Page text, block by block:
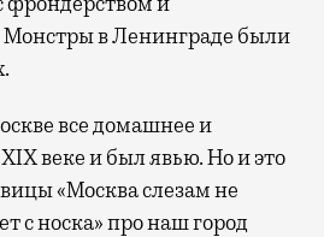
в Ленинграде были
все домашнее и
веке и был явью. Но и это
«Москва слезам не
с носка» про наш город